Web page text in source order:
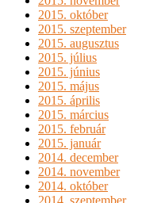
2015. október
2015. szeptember
2015. augusztus
2015. július
2015. június
2015. május
2015. április
2015. március
2015. február
2015. január
2014. december
2014. november
2014. október
2014. szeptember